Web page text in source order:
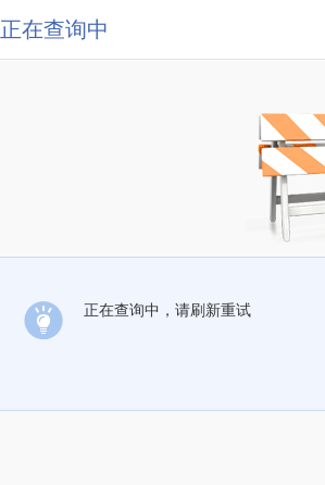
正在查询中
正在查询中，请刷新重试